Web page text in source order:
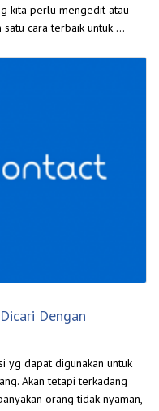
kita perlu mengedit atau
satu cara terbaik untuk …
Dengan
yg dapat digunakan untuk
Akan tetapi terkadang
orang tidak nyaman,